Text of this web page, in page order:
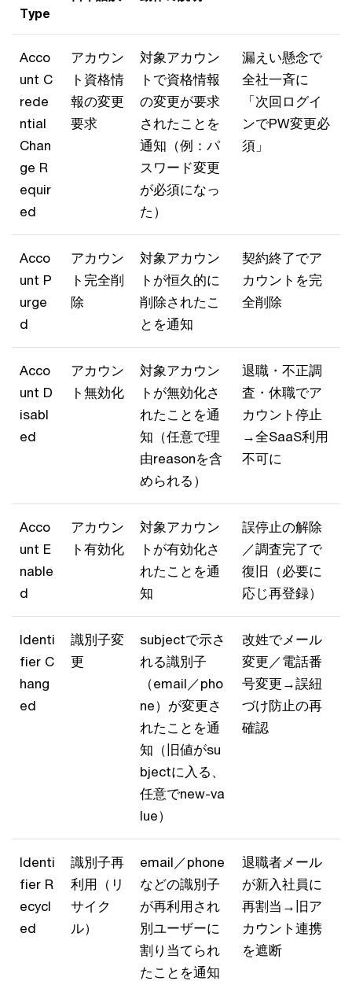
Type
Acco
unt C
rede
ntial
Chan
ge R
equir
ed
アカウン
ト資格情
報の変更
要求
対象アカウン
トで資格情報
の変更が要求
されたことを
通知（例：パ
スワード変更
が必須になっ
た）
漏えい懸念で
全社一斉に
「次回ログイ
ンでPW変更必
須」
Acco
unt P
urge
d
アカウン
ト完全削
除
対象アカウン
トが恒久的に
削除されたこ
とを通知
契約終了でア
カウントを完
全削除
Acco
unt D
isabl
ed
アカウン
ト無効化
対象アカウン
トが無効化さ
れたことを通
知（任意で理
由reasonを含
められる）
退職・不正調
査・休職でア
カウント停止
→全SaaS利用
不可に
Acco
unt E
nable
d
アカウン
ト有効化
対象アカウン
トが有効化さ
れたことを通
知
誤停止の解除
／調査完了で
復旧（必要に
応じ再登録）
Identi
fier C
hang
ed
識別子変
更
subjectで示さ
れる識別子
（email／pho
ne）が変更さ
れたことを通
知（旧値がsu
bjectに入る、
任意でnew-va
lue）
改姓でメール
変更／電話番
号変更→誤紐
づけ防止の再
確認
Identi
fier R
ecycl
ed
識別子再
利用（リ
サイク
ル）
email／phone
などの識別子
が再利用され
別ユーザーに
割り当てられ
たことを通知
退職者メール
が新入社員に
再割当→旧ア
カウント連携
を遮断